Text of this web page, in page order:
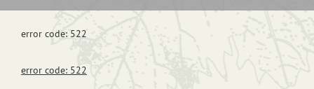
error code: 522
error code: 522